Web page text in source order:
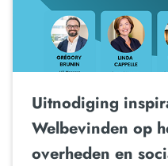
Uitnodiging
Welbevinden op
overheden en